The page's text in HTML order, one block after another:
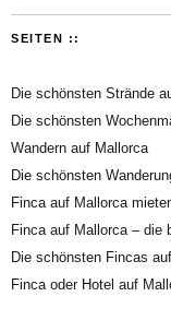
SEITEN ::
Die schönsten Strände
Die schönsten
Wandern auf Mallorca
Die schönsten
Finca auf Mallorca
Finca auf Mallorca – die
Die schönsten Fincas
Finca oder Hotel auf